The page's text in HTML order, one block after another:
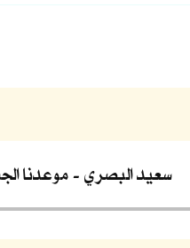
موعدنا سعيد البصري